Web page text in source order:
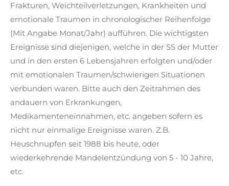
Frakturen, Weichteilverletzungen, Krankheiten und
emotionale Traumen in chronologischer Reihenfolge
(Mit Angabe Monat/Jahr) aufführen. Die wichtigsten
Ereignisse sind diejenigen, welche in der SS der Mutter
und in den ersten 6 Lebensjahren erfolgten und/oder
mit emotionalen Traumen/schwierigen Situationen
verbunden waren. Bitte auch den Zeitrahmen des
andauern von Erkrankungen,
Medikamenteneinnahmen, etc. angeben sofern es
nicht nur einmalige Ereignisse waren. Z.B.
Heuschnupfen seit 1988 bis heute, oder
wiederkehrende Mandelentzündung von 5 - 10 Jahre,
etc.